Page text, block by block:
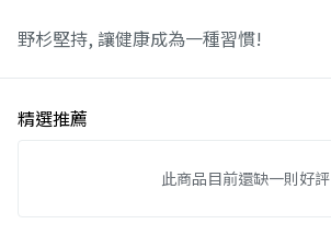
野杉堅持, 讓健康成為一種習慣!
精選推薦
此商品目前還缺一則好評